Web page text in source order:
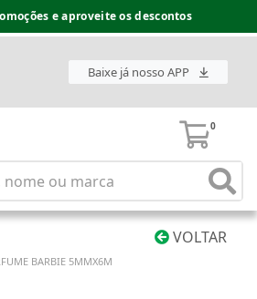
e aproveite os descontos
Baixe já nosso APP
0
VOLTAR
BARBIE 5MMX6M